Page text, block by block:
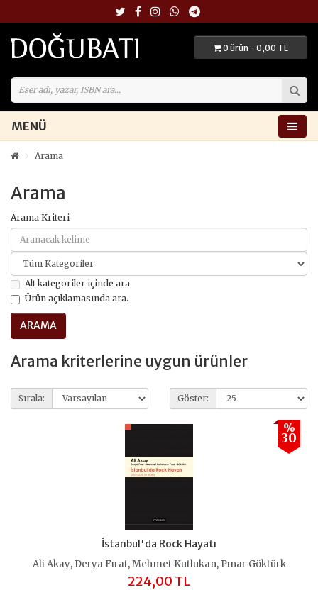
0 ürün - 0,00 TL
MENÜ
Arama
Arama
Arama Kriteri
Alt kategoriler içinde ara
Ürün açıklamasında ara.
Arama kriterlerine uygun ürünler
Sırala: Göster:
%
30
İstanbul'da Rock Hayatı
Ali Akay, Derya Fırat,Mehmet Kutlukan, Pınar Göktürk
224,00 TL